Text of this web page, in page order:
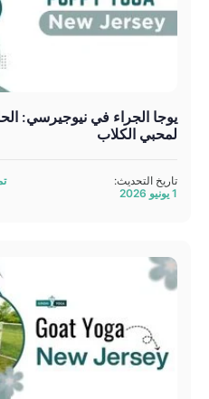
يوجا الجراء في نيوجيرسي:
لمحبي الكلاب
تاريخ التحديث:
1 يونيو 2026